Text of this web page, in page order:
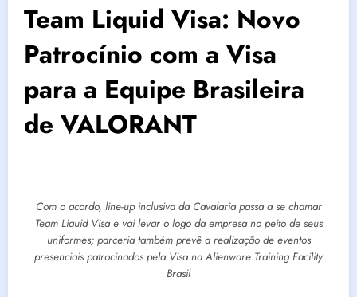
Team Liquid Visa: Novo
Patrocínio com a Visa
para a Equipe Brasileira
de VALORANT
Com o acordo, line-up inclusiva da Cavalaria passa a se chamar
Team Liquid Visa e vai levar o logo da empresa no peito de seus
uniformes; parceria também prevê a realização de eventos
presenciais patrocinados pela Visa na Alienware Training Facility
Brasil